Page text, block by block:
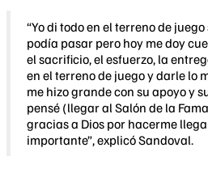
“Yo di todo en el terreno de
podía pasar pero hoy me doy
el sacrificio, el esfuerzo, la
en el terreno de juego y darle lo
me hizo grande con su apoyo y
pensé (llegar al Salón de la
gracias a Dios por hacerme
importante”, explicó Sandoval.